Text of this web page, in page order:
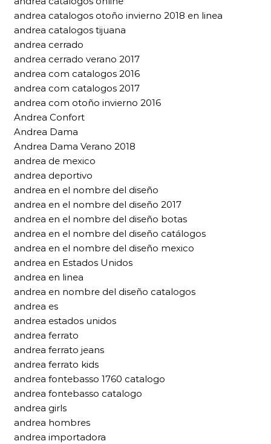
andrea catalogos otoño invierno 2018 en linea
andrea catalogos tijuana
andrea cerrado
andrea cerrado verano 2017
andrea com catalogos 2016
andrea com catalogos 2017
andrea com otoño invierno 2016
Andrea Confort
Andrea Dama
Andrea Dama Verano 2018
andrea de mexico
andrea deportivo
andrea en el nombre del diseño
andrea en el nombre del diseño 2017
andrea en el nombre del diseño botas
andrea en el nombre del diseño catálogos
andrea en el nombre del diseño mexico
andrea en Estados Unidos
andrea en linea
andrea en nombre del diseño catalogos
andrea es
andrea estados unidos
andrea ferrato
andrea ferrato jeans
andrea ferrato kids
andrea fontebasso 1760 catalogo
andrea fontebasso catalogo
andrea girls
andrea hombres
andrea importadora